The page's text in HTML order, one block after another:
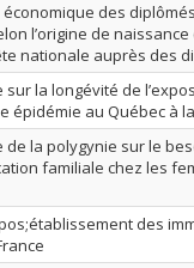
économique des
l’origine de
nationale auprès des
sur la longévité de
épidémie au Québec à
de la polygynie sur le
familiale chez les
des